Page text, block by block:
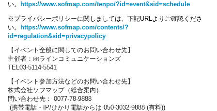
い。
https://www.sofmap.com/tenpo/?id=event&sid=schedule
※プライバシーポリシーに関しましては、下記URLよりご確認くださ
い。 https://www.sofmap.com/contents/?
id=regulation&sid=privacypolicy
【イベント全般に関してのお問い合わせ先】
主催者：㈱ラインコミュニケーションズ
TEL03-5114-5541
【イベント参加方法などのお問い合わせ先】
株式会社ソフマップ（総合案内）
問い合わせ先： 0077-78-9888
(携帯電話・IP/ひかり電話からは 050-3032-9888 (有料))